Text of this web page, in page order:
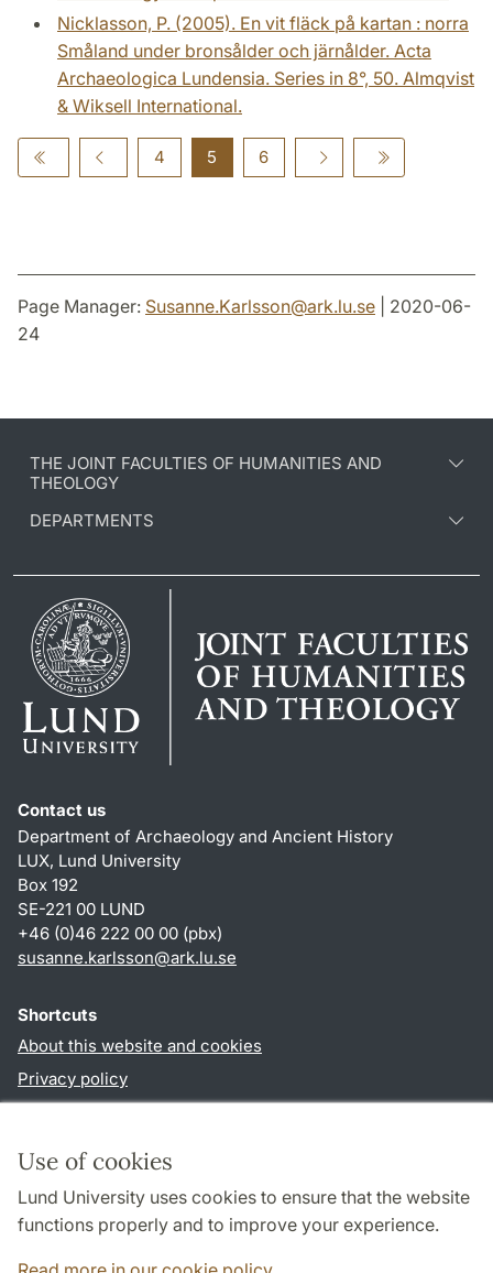
Use of cookies
Lund University uses cookies to ensure that the website
functions properly and to improve your experience.
Nicklasson, P. (2005). En vit fläck på kartan : norra
Småland under bronsålder och järnålder. Acta
Archaeologica Lundensia. Series in 8°, 50. Almqvist
& Wiksell International.
4 5 6
Page Manager: Susanne.Karlsson@ark.lu.se | 2020-06-
24
THE JOINT FACULTIES OF HUMANITIES AND
THEOLOGY
DEPARTMENTS
Contact us
Department of Archaeology and Ancient History
LUX, Lund University
Box 192
SE-221 00 LUND
+46 (0)46 222 00 00 (pbx)
susanne.karlsson@ark.lu.se
Shortcuts
About this website and cookies
Privacy policy
Follow us in social media